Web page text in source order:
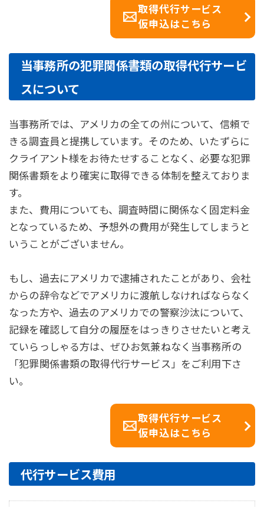
取得代行サービス
仮申込はこちら
当事務所の犯罪関係書類の取得代行サービ
スについて
当事務所では、アメリカの全ての州について、信頼で
きる調査員と提携しています。そのため、いたずらに
クライアント様をお待たせすることなく、必要な犯罪
関係書類をより確実に取得できる体制を整えておりま
す。
また、費用についても、調査時間に関係なく固定料金
となっているため、予想外の費用が発生してしまうと
いうことがございません。
もし、過去にアメリカで逮捕されたことがあり、会社
からの辞令などでアメリカに渡航しなければならなく
なった方や、過去のアメリカでの警察沙汰について、
記録を確認して自分の履歴をはっきりさせたいと考え
ていらっしゃる方は、ぜひお気兼ねなく当事務所の
「犯罪関係書類の取得代行サービス」をご利用下さ
い。
取得代行サービス
仮申込はこちら
代行サービス費用